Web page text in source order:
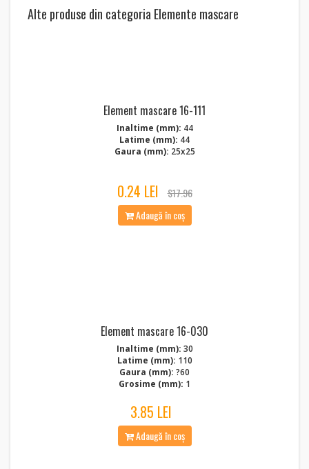
Alte produse din categoria Elemente mascare
Element mascare 16-111
Inaltime (mm): 44
Latime (mm): 44
Gaura (mm): 25x25
0.24 LEI
$17.96
Adaugă în coș
Element mascare 16-030
Inaltime (mm): 30
Latime (mm): 110
Gaura (mm): ?60
Grosime (mm): 1
3.85 LEI
Adaugă în coș